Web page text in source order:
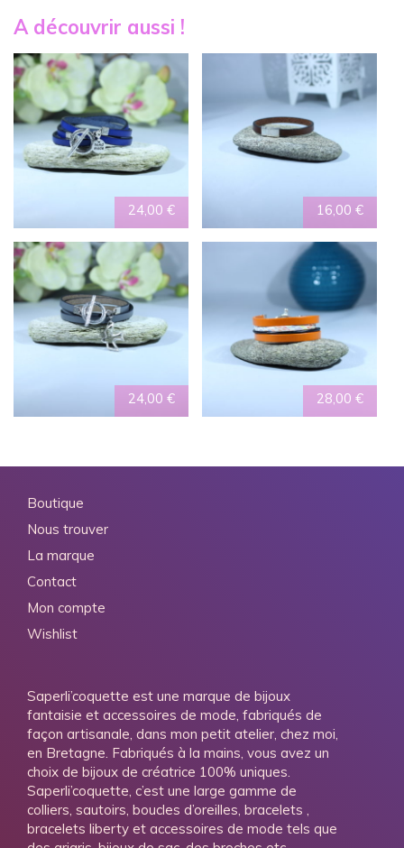
A découvrir aussi !
24,00 € 16,00 €
24,00 € 28,00 €
Boutique
Nous trouver
La marque
Contact
Mon compte
Wishlist
Saperli’coquette est une marque de bijoux
fantaisie et accessoires de mode, fabriqués de
façon artisanale, dans mon petit atelier, chez moi,
en Bretagne. Fabriqués à la mains, vous avez un
choix de bijoux de créatrice 100% uniques.
Saperli’coquette, c’est une large gamme de
colliers, sautoirs, boucles d’oreilles, bracelets ,
bracelets liberty et accessoires de mode tels que